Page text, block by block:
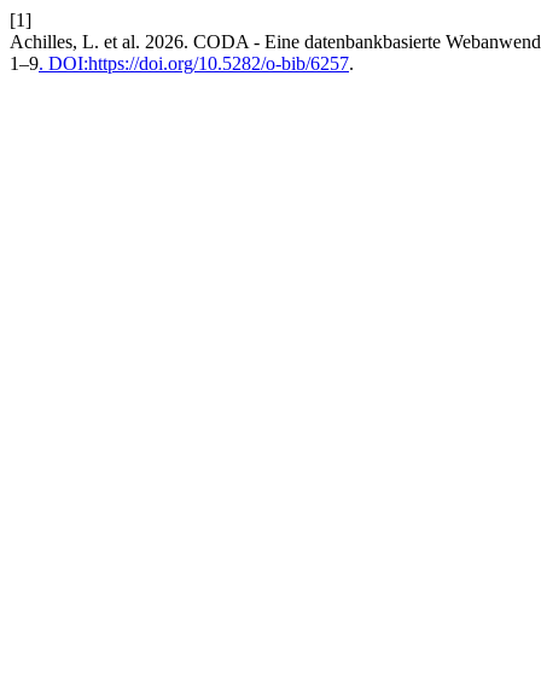
[1]
Achilles, L. et al. 2026. CODA - Eine datenbankbasierte
1–9. DOI:https://doi.org/10.5282/o-bib/6257.